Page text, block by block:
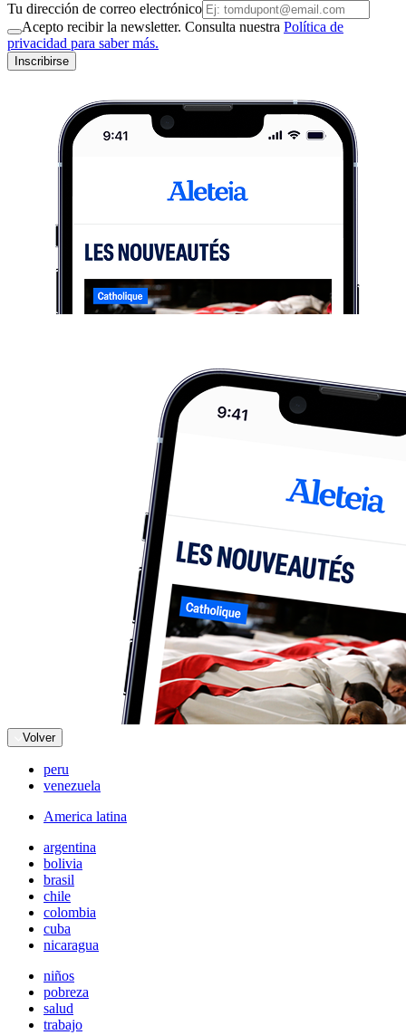
Tu dirección de correo electrónico
Acepto recibir la newsletter. Consulta nuestra Política de
privacidad para saber más.
Inscribirse
Volver
peru
venezuela
America latina
argentina
bolivia
brasil
chile
colombia
cuba
nicaragua
niños
pobreza
salud
trabajo